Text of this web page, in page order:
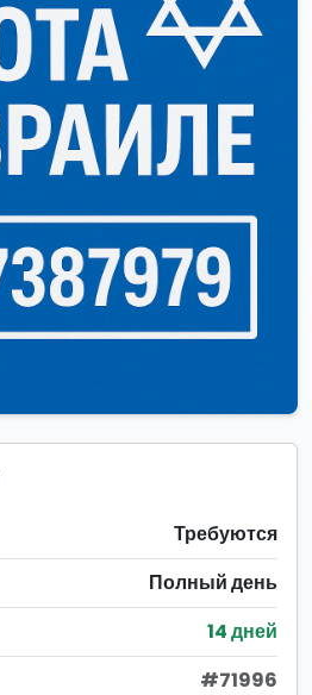
Требуются
Полный день
14 дней
#71996